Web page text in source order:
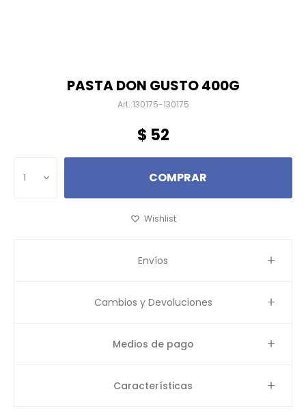
PASTA DON GUSTO 400G
130175-130175
$ 52
1 COMPRAR
Envíos
Cambios y Devoluciones
Medios de pago
Características